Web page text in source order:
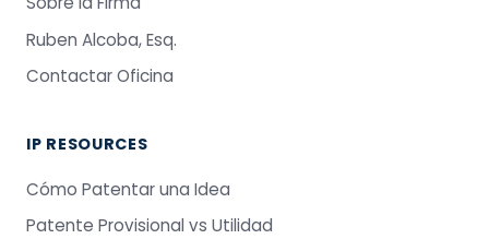
Ruben Alcoba, Esq.
Contactar Oficina
IP RESOURCES
Cómo Patentar una Idea
Patente Provisional vs Utilidad